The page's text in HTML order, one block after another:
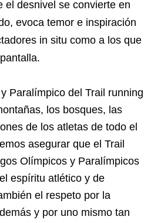
el desnivel se convierte en
evoca temor e inspiración
in situ como a los que
Paralímpico del Trail running
los bosques, las
de los atletas de todo el
asegurar que el Trail
Olímpicos y Paralímpicos
espíritu atlético y de
el respeto por la
y por uno mismo tan